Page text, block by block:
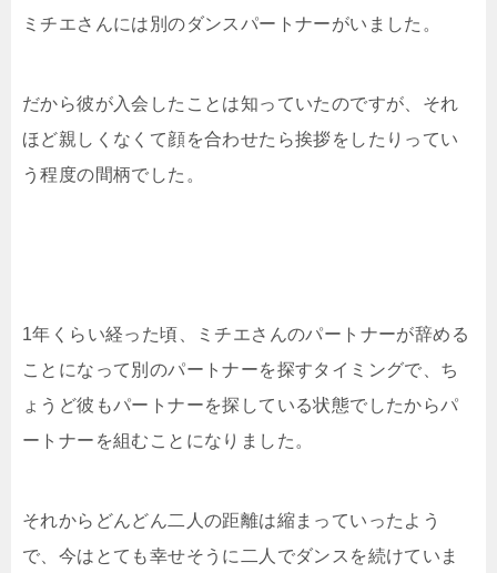
ミチエさんには別のダンスパートナーがいました。
だから彼が入会したことは知っていたのですが、それ
ほど親しくなくて顔を合わせたら挨拶をしたりってい
う程度の間柄でした。
1年くらい経った頃、ミチエさんのパートナーが辞める
ことになって別のパートナーを探すタイミングで、ち
ょうど彼もパートナーを探している状態でしたからパ
ートナーを組むことになりました。
それからどんどん二人の距離は縮まっていったよう
で、今はとても幸せそうに二人でダンスを続けていま